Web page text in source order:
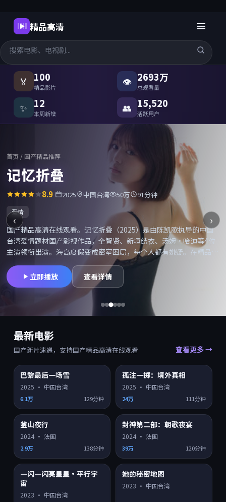
精品高清
国产精品高清在线观看-
🏅 100
精品影片 👁 2693万
总观看量
✨ 12
本周新增 👥 15,520
活跃用户
首页 / 国产精品推荐
记忆折叠
8.9 2025 中国台湾 50万 91分钟
爱情
国产精品高清在线观看。记忆折叠（2025）是由陈凯歌执导的中国
台湾爱情题材国产影视作品，全智贤、新垣结衣、汤姆·哈迪等4位
主演领衔出演。海岛度假变成密室困局，每个人都有嫌疑。在精品高
清网可搜索「记忆折叠在线观看」「记忆折叠高清」并享受国产精品
高清在线观看，同类型爱情国产片持续更新。摄影与配乐备受好评，
适合喜欢院线质感的观众。
立即播放 查看详情
‹ ›
最新电影
国产新片速递，支持国产精品高清在线观看 查看更多 →
7.9
巴黎最后一场雪
2025 · 中国台湾
6.1万 129分钟
7.5
孤注一掷：境外真相
2025 · 中国台湾
24万 111分钟
7.4
釜山夜行
2024· 法国
2.9万 138分钟
7.0
封神第二部：朝歌夜宴
2024· 法国
39万 120分钟
8.8 4K超清
一闪一闪亮星星·平行宇
宙
2023 · 中国台湾
9.1
她的秘密地图
2023 · 中国台湾